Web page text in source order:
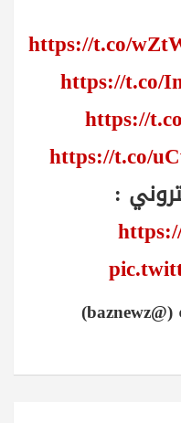
https://t.co/
https://t.co/
https://
https://t.co/
: